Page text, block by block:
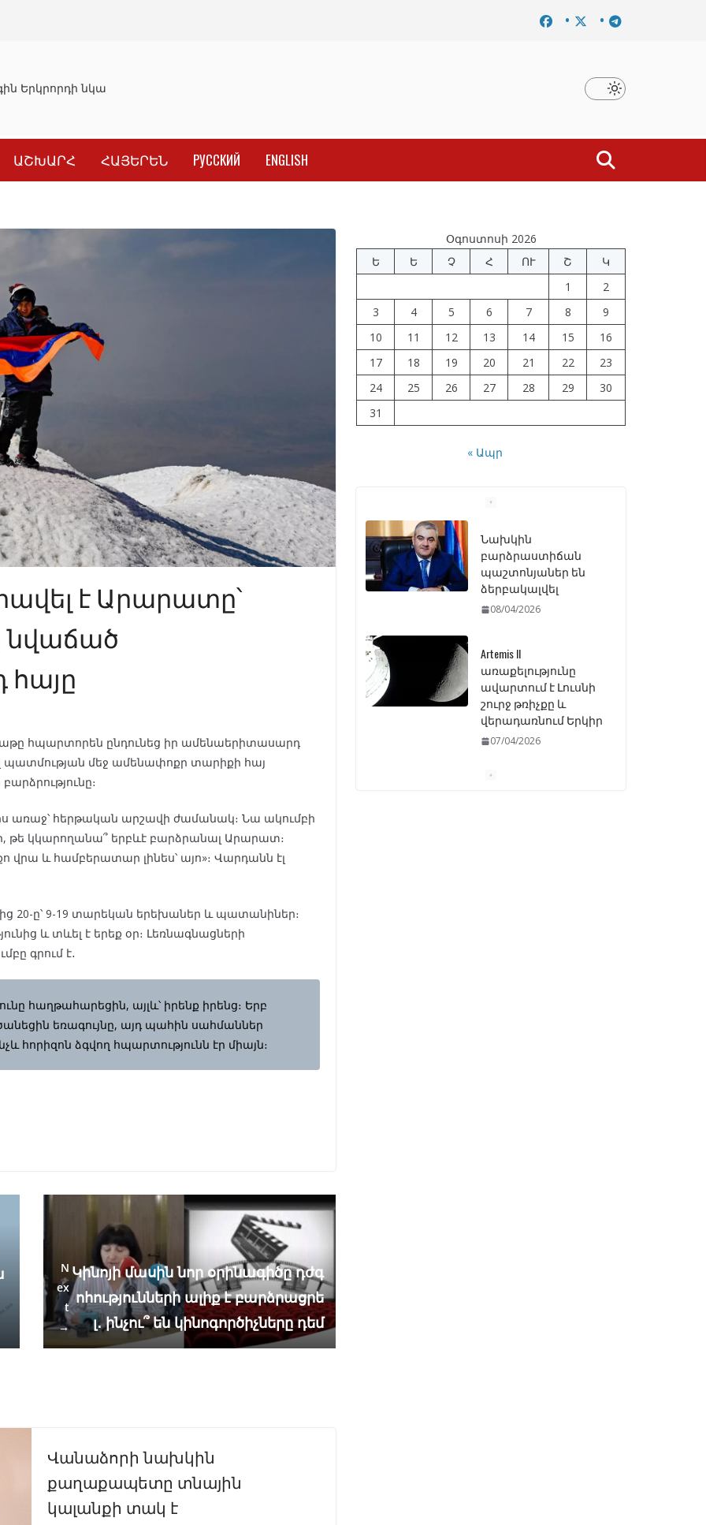
Երկրորդի նկատմամբ սահմանափակման վերացման որոշումը Նախկին բարձրաստիճան պաշտոնյաներ են
ԱՇԽԱՐՀ ՀԱՅԵՐԵՆ РУССКИЙ ENGLISH
է Արարատը՝
նվաճած
հպարտորեն ընդունեց իր ամենաերիտասարդ
մեջ ամենափոքր տարիքի հայ
առաջ՝ հերթական արշավի ժամանակ։ Նա ակումբի
թե կկարողանա՞ երբևէ բարձրանալ Արարատ։
և համբերատար լինես՝ այո»։ Վարդանն էլ
20-ը՝ 9-19 տարեկան երեխաներ և պատանիներ։
և տևել է երեք օր։ Լեռնագնացների
գրում է․
հաղթահարեցին, այլև՝ իրենք իրենց։ Երբ
եռագույնը, այդ պահին սահմաններ
հորիզոն ձգվող հպարտությունն էր միայն։
N
ex
t
→
Կինոյի մասին նոր օրինագիծը դժգ
ոհությունների ալիք է բարձրացրե
լ․ ինչու՞ են կինոգործիչները դեմ
Վանաձորի նախկին
քաղաքապետը տնային
կալանքի տակ է
Օգոստոսի 2026
Ե
Ե Չ Հ ՈՒ Շ
Կ
1
2
3
4 5 6 7 8
9
10
11 12 13 14 15
16
17
18 19 20 21 22
23
24
25 26 27 28 29
30
31
« Ապր
Նախկին
բարձրաստիճան
պաշտոնյաներ են
ձերբակալվել
08/04/2026
Artemis II
առաքելությունը
ավարտում է Լուսնի
շուրջ թռիչքը և
վերադառնում Երկիր
07/04/2026